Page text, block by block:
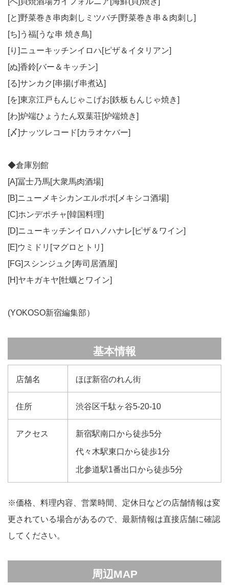
[と]野菜巻き串肉刺しミツバチ[野菜巻き串＆肉刺し]
[ち]う福[うな串 焼き鳥]
[り]ニューキッチンイロハ[ピザ＆イタリアン]
[ぬ]香鈴[バー＆キッチン]
[る]サンカク[串揚げ串煮込]
[を]東京江戸もんじゃこげお[鉄板もんじゃ焼き]
[わ]炉端ひょうたん双葉荘[炉端焼き]
[〆]ナッツレコード[カラオケバー]
◆倉庫別館
[A]冨士乃馬[大衆馬肉酒場]
[B]ニューメキシカンエルポポ[メキシコ酒場]
[C]ホンデポチャ[韓国料理]
[D]ニューキッチンイロハノハナレ[ピザ＆ワイン]
[E]ウミドリ[マグロとトリ]
[FG]スシンジュク[寿司居酒屋]
[H]ヤキガキヤ[牡蠣とワイン]
(YOKOSO新宿編集部）
基本情報
店舗名 ほぼ新宿のれん街
住所 渋谷区千駄ヶ谷5‐20‐10
アクセス 新宿駅南口から徒歩5分
代々木駅東口から徒歩1分
北参道駅1番出口から徒歩5分
※価格、料理内容、営業時間、定休日などの店舗情報は変
更されている場合があるので、最新情報は直接店舗に確認
してください。
周辺MAP